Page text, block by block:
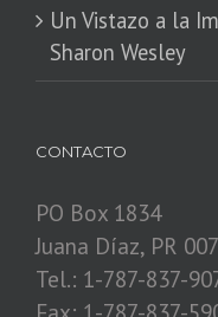
​Un Vistazo a la
Sharon Wesley
CONTACTO
PO Box 1834
Juana Díaz, PR
Tel.: 1-787-837-